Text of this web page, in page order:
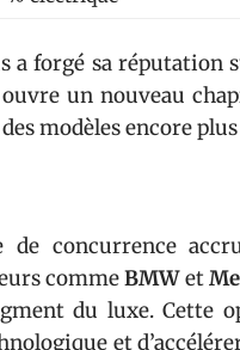
a forgé sa réputation
un nouveau
modèles encore
concurrence
commeBMWet
du luxe. Cette
et